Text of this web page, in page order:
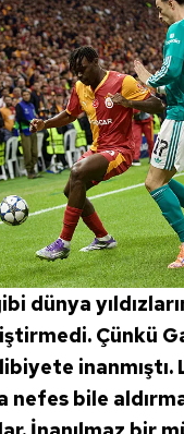
dünya
Çünkü
inanmıştı.
nefes bile